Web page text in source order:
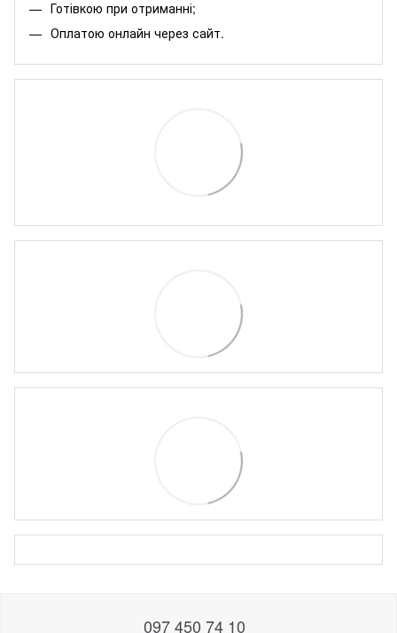
Готівкою при отриманні;
Оплатою онлайн через сайт.
097 450 74 10